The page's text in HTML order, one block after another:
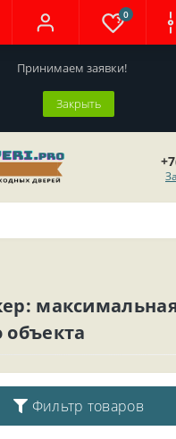
Принимаем заявки!
Закрыть
0
Фильтр товаров